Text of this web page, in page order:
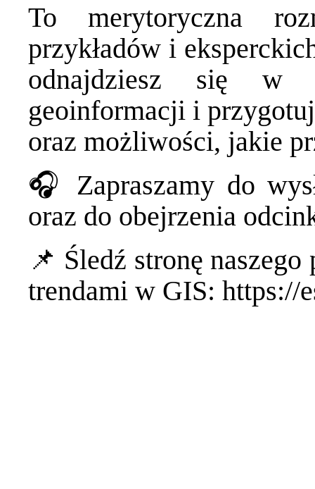
To merytoryczna
przykładów i
odnajdziesz się w
geoinformacji i
oraz możliwości, jakie
🎧 Zapraszamy do
oraz do obejrzenia
📌 Śledź stronę
trendami w GIS: https://